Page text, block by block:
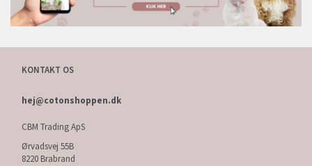
KONTAKT OS
hej@cotonshoppen.dk
CBM Trading ApS
Ørvadsvej 55B
8220 Brabrand